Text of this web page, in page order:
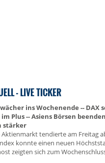
- LIVE TICKER
ins Wochenende -- DAX
Plus -- Asiens Börsen
stärker
Aktienmarkt tendierte am Freitag
konnte einen neuen
zeigten sich zum